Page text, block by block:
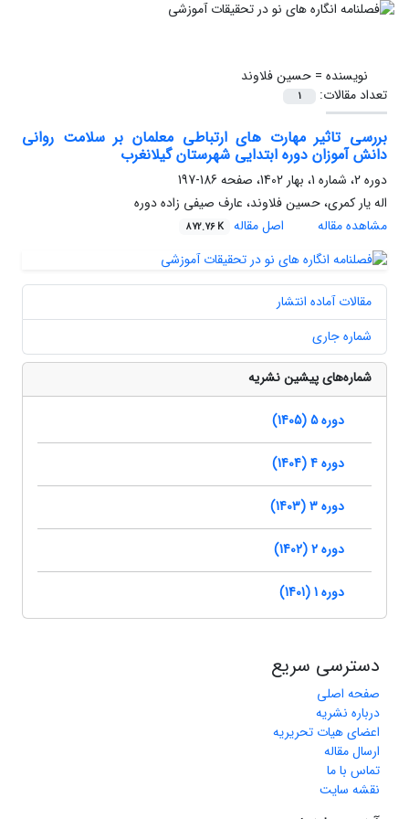
نویسنده =حسین فلاوند
تعداد مقالات:
1
بررسی تاثیر مهارت های ارتباطی معلمان بر سلامت روانی
دانش آموزان دوره ابتدایی شهرستان گیلانغرب
دوره 2، شماره 1، بهار 1402، صفحه
186-197
اله یار کمری، حسین فلاوند، عارف صیفی زاده دوره
مشاهده مقاله
اصل مقاله 872.76 K
مقالات آماده انتشار
شماره جاری
شماره‌های پیشین نشریه
دوره 5 (1405)
دوره 4 (1404)
دوره 3 (1403)
دوره 2 (1402)
دوره 1 (1401)
دسترسی سریع
صفحه اصلی
درباره نشریه
اعضای هیات تحریریه
ارسال مقاله
تماس با ما
نقشه سایت